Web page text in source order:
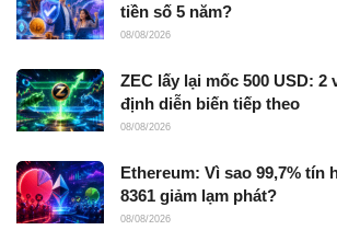
tiền số 5 năm?
08/08/2026
ZEC lấy lại mốc 500 USD: 2
định diễn biến tiếp theo
08/08/2026
Ethereum: Vì sao 99,7% tín
8361 giảm lạm phát?
08/08/2026